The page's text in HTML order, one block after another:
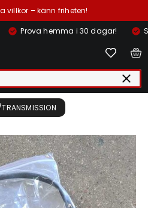
villkor – känn friheten!
Prova hemma i 30 dagar!